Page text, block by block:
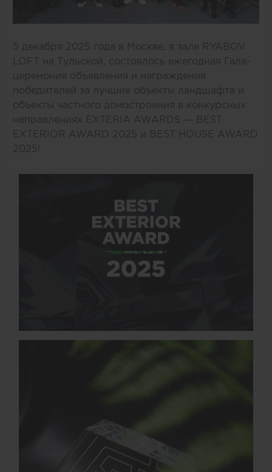
5 декабря 2025 года в Москве, в зале RYABOV
LOFT на Тульской, состоялось ежегодная Гала-
церемония объявления и награждения
победителей за лучшие объекты ландшафта и
объекты частного домостроения в конкурсных
направлениях EXTERIA AWARDS — BEST
EXTERIOR AWARD 2025 и BEST HOUSE AWARD
2025!